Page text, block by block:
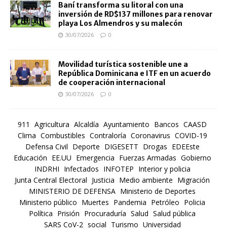
Baní transforma su litoral con una
inversión de RD$137 millones para renovar
playa Los Almendros y su malecón
30/07/2026 0
Movilidad turística sostenible une a
República Dominicana e ITF en un acuerdo
de cooperación internacional
30/07/2026 0
911 Agricultura Alcaldía Ayuntamiento Bancos CAASD
Clima Combustibles Contraloría Coronavirus COVID-19
Defensa Civil Deporte DIGESETT Drogas EDEEste
Educación EE.UU Emergencia Fuerzas Armadas Gobierno
INDRHI Infectados INFOTEP Interior y policia
Junta Central Electoral Justicia Medio ambiente Migración
MINISTERIO DE DEFENSA Ministerio de Deportes
Ministerio público Muertes Pandemia Petróleo Policia
Política Prisión Procuraduría Salud Salud pública
SARS CoV-2 social Turismo Universidad